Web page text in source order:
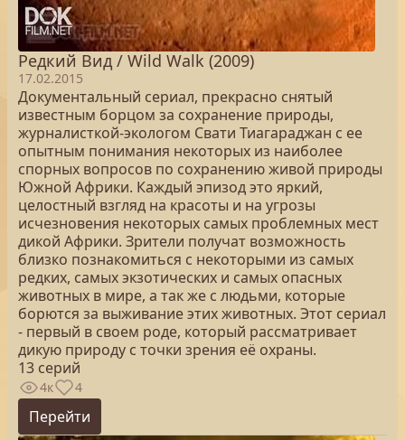
Редкий Вид / Wild Walk (2009)
17.02.2015
Документальный сериал, прекрасно снятый
известным борцом за сохранение природы,
журналисткой-экологом Свати Тиагараджан с ее
опытным понимания некоторых из наиболее
спорных вопросов по сохранению живой природы
Южной Африки. Каждый эпизод это яркий,
целостный взгляд на красоты и на угрозы
исчезновения некоторых самых проблемных мест
дикой Африки. Зрители получат возможность
близко познакомиться с некоторыми из самых
редких, самых экзотических и самых опасных
животных в мире, а так же с людьми, которые
борются за выживание этих животных. Этот сериал
- первый в своем роде, который рассматривает
дикую природу с точки зрения её охраны.
13 серий
4к 4
Перейти